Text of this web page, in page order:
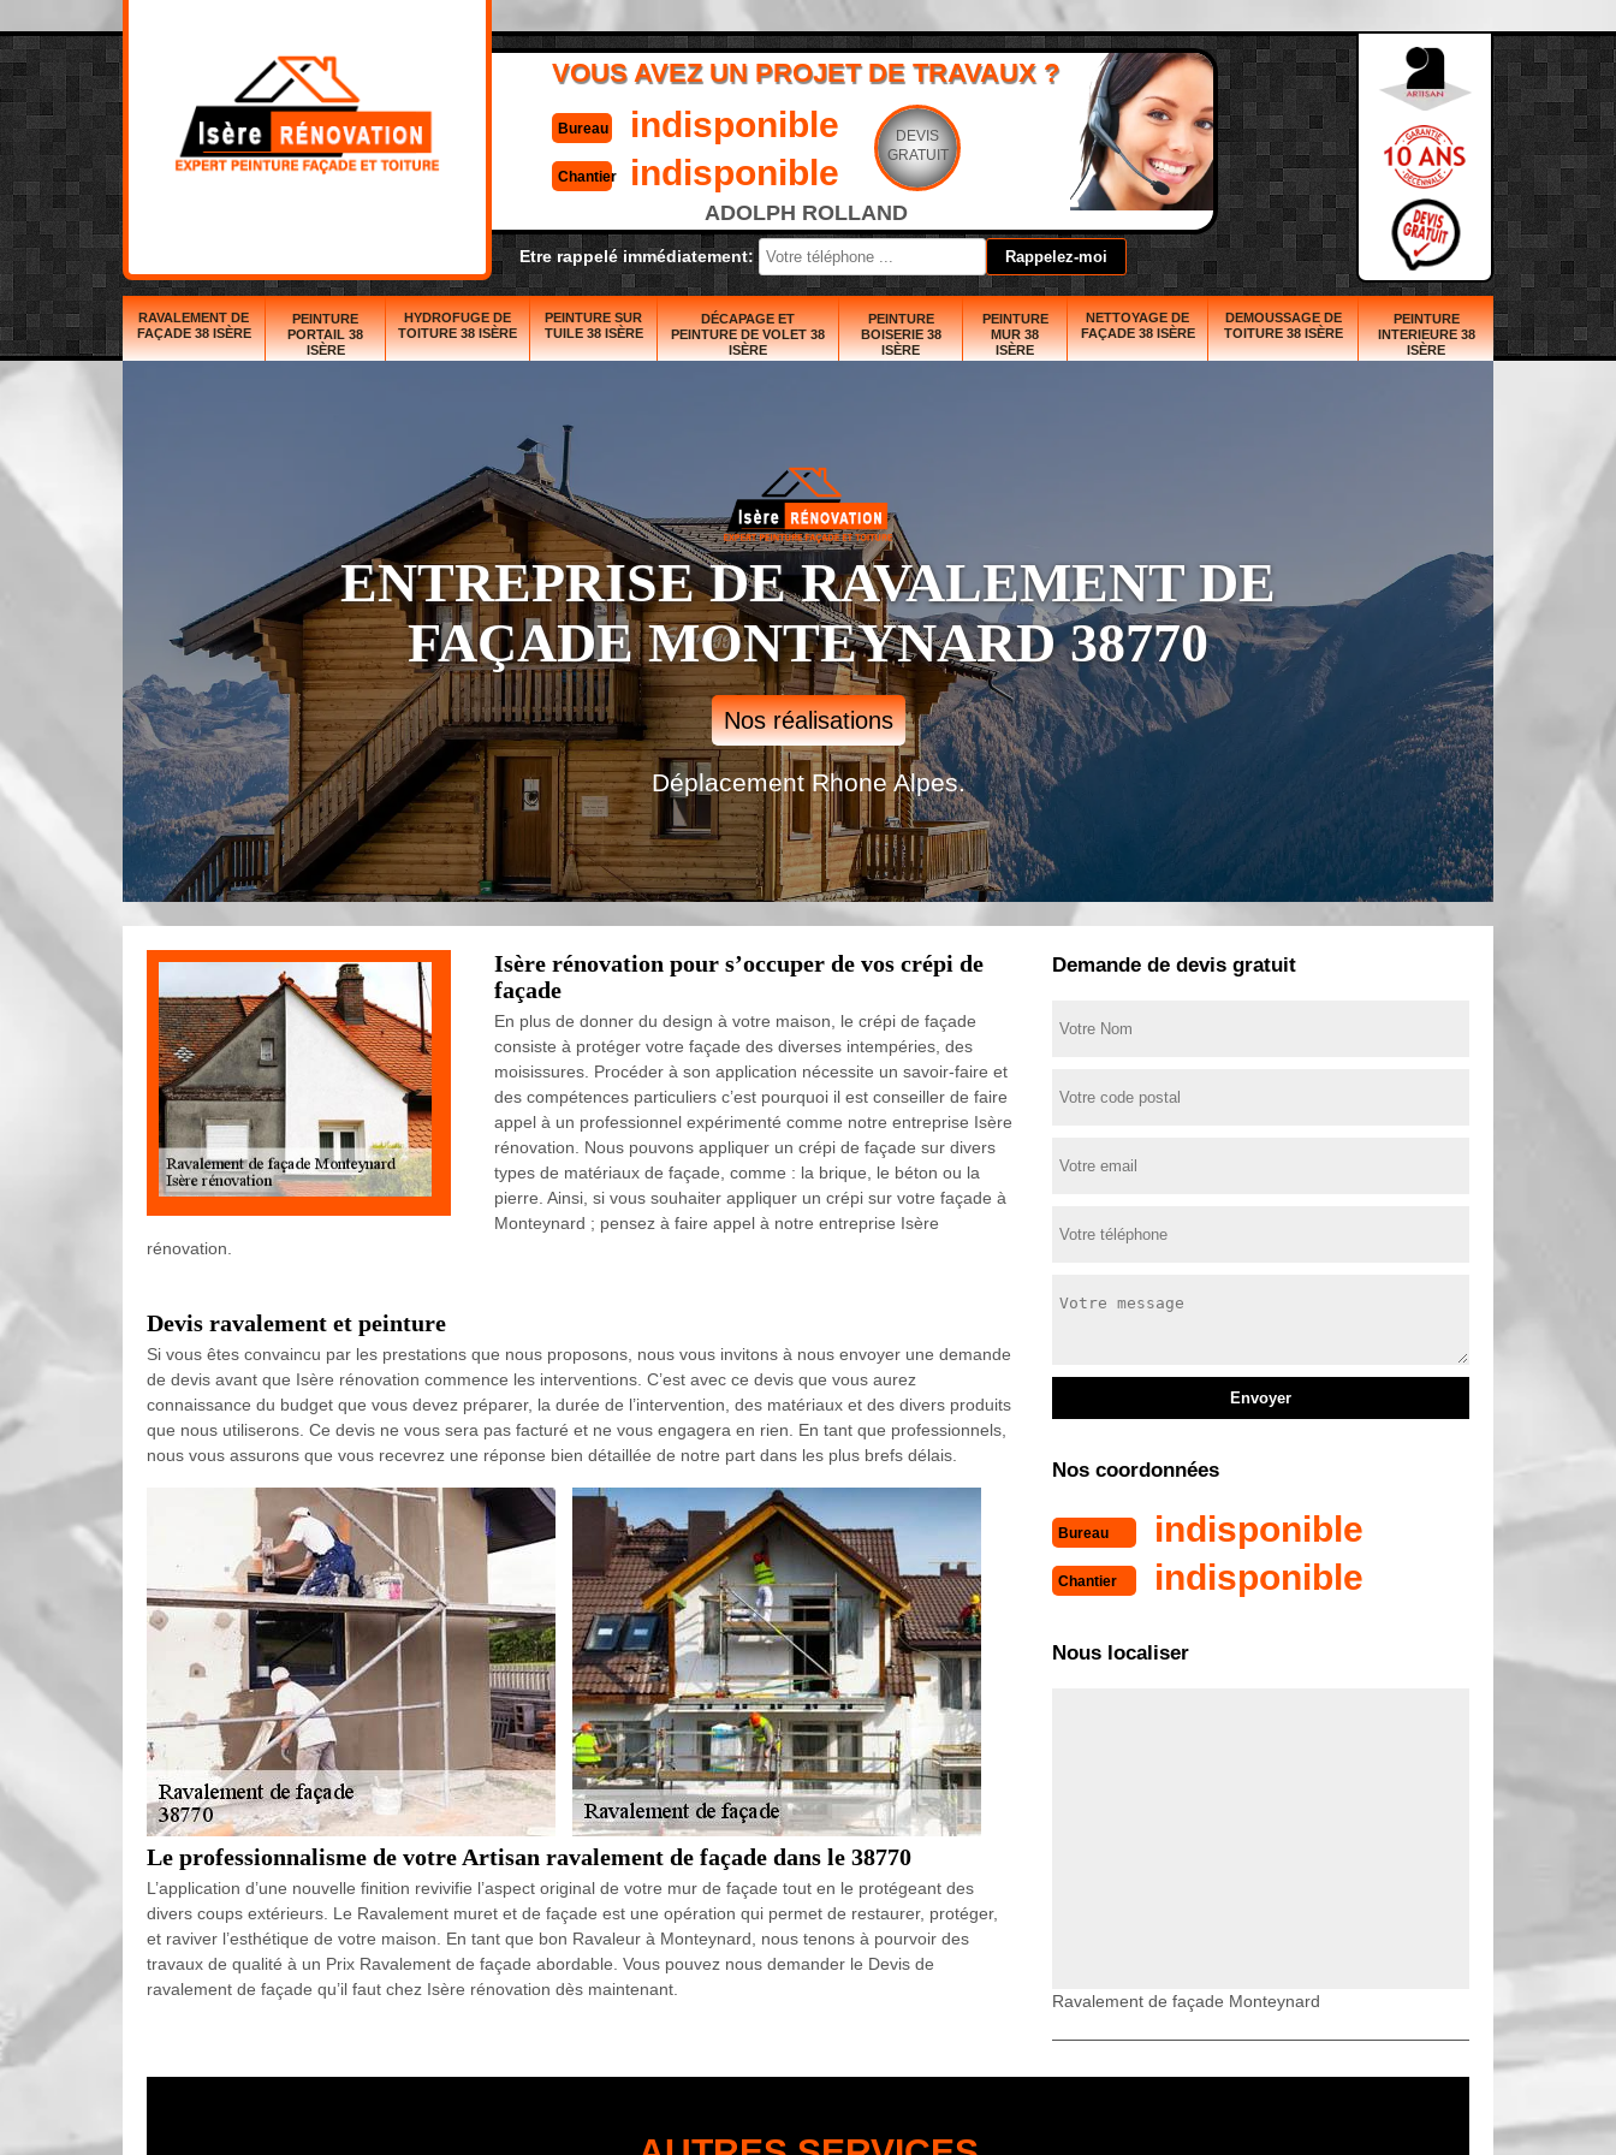
VOUS AVEZ UN PROJET DE TRAVAUX ?
Bureau indisponible
Chantier indisponible
DEVIS
GRATUIT
ADOLPH ROLLAND
Etre rappelé immédiatement:
RAVALEMENT DE
FAÇADE 38 ISÈRE
PEINTURE
PORTAIL 38
ISÈRE
HYDROFUGE DE
TOITURE 38 ISÈRE
PEINTURE SUR
TUILE 38 ISÈRE
DÉCAPAGE ET
PEINTURE DE VOLET 38
ISÈRE
PEINTURE
BOISERIE 38
ISÈRE
PEINTURE
MUR 38
ISÈRE
NETTOYAGE DE
FAÇADE 38 ISÈRE
DEMOUSSAGE DE
TOITURE 38 ISÈRE
PEINTURE
INTERIEURE 38
ISÈRE
ENTREPRISE DE RAVALEMENT DE
FAÇADE MONTEYNARD 38770
Nos réalisations
Déplacement Rhone Alpes.
Isère rénovation pour s’occuper de vos crépi de
façade
En plus de donner du design à votre maison, le crépi de façade
consiste à protéger votre façade des diverses intempéries, des
moisissures. Procéder à son application nécessite un savoir-faire et
des compétences particuliers c’est pourquoi il est conseiller de faire
appel à un professionnel expérimenté comme notre entreprise Isère
rénovation. Nous pouvons appliquer un crépi de façade sur divers
types de matériaux de façade, comme : la brique, le béton ou la
pierre. Ainsi, si vous souhaiter appliquer un crépi sur votre façade à
Monteynard ; pensez à faire appel à notre entreprise Isère
rénovation.
Devis ravalement et peinture
Si vous êtes convaincu par les prestations que nous proposons, nous vous invitons à nous envoyer une demande
de devis avant que Isère rénovation commence les interventions. C’est avec ce devis que vous aurez
connaissance du budget que vous devez préparer, la durée de l’intervention, des matériaux et des divers produits
que nous utiliserons. Ce devis ne vous sera pas facturé et ne vous engagera en rien. En tant que professionnels,
nous vous assurons que vous recevrez une réponse bien détaillée de notre part dans les plus brefs délais.
Le professionnalisme de votre Artisan ravalement de façade dans le 38770
L’application d’une nouvelle finition revivifie l’aspect original de votre mur de façade tout en le protégeant des
divers coups extérieurs. Le Ravalement muret et de façade est une opération qui permet de restaurer, protéger,
et raviver l’esthétique de votre maison. En tant que bon Ravaleur à Monteynard, nous tenons à pourvoir des
travaux de qualité à un Prix Ravalement de façade abordable. Vous pouvez nous demander le Devis de
ravalement de façade qu’il faut chez Isère rénovation dès maintenant.
notre entreprise Isère rénovation; de plus, nous disposons des compétences, des qualifications et des matériaux
Demande de devis gratuit
Nos coordonnées
Bureau indisponible
Chantier indisponible
Nous localiser
Ravalement de façade Monteynard